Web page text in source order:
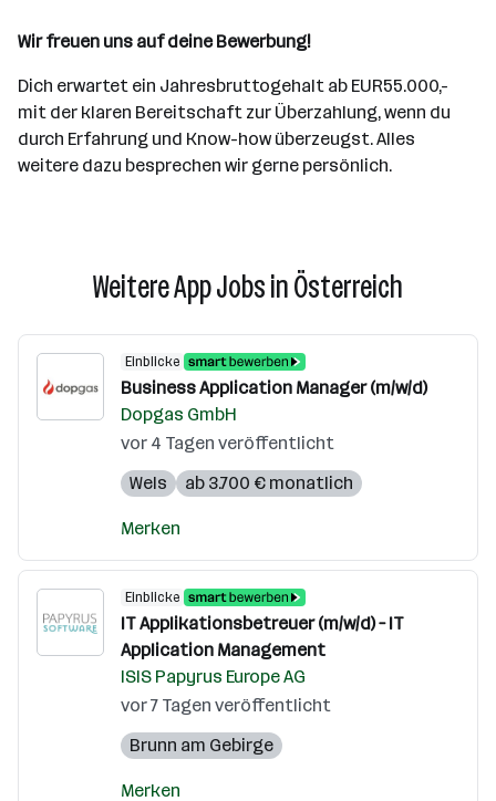
Wir freuen uns auf deine Bewerbung!
Dich erwartet ein Jahresbruttogehalt ab EUR55.000,-
mit der klaren Bereitschaft zur Überzahlung, wenn du
durch Erfahrung und Know-how überzeugst. Alles
weitere dazu besprechen wir gerne persönlich.
Weitere App Jobs in Österreich
Einblicke
Business Application Manager (m/w/d)
Dopgas GmbH
vor 4 Tagen veröffentlicht
Wels
ab 3.700 € monatlich
Merken
Einblicke
IT Applikationsbetreuer (m/w/d) – IT
Application Management
ISIS Papyrus Europe AG
vor 7 Tagen veröffentlicht
Brunn am Gebirge
Merken